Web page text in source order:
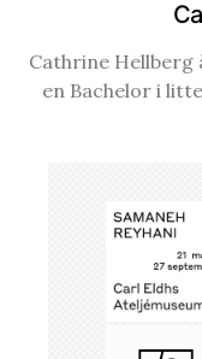
Cathrine Hellberg
en Bachelor i